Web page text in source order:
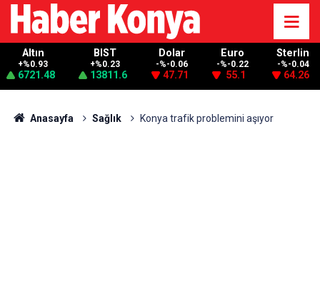
Altın
+%0.93
6721.48
BIST
+%0.23
13811.6
Dolar
-%-0.06
47.71
Euro
-%-0.22
55.1
Sterlin
-%-0.04
64.26
Anasayfa Sağlık Konya trafik problemini aşıyor